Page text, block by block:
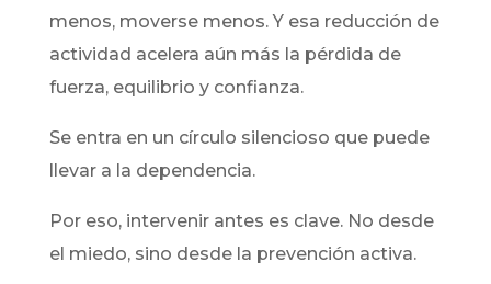
menos, moverse menos. Y esa reducción de
actividad acelera aún más la pérdida de
fuerza, equilibrio y confianza.
Se entra en un círculo silencioso que puede
llevar a la dependencia.
Por eso, intervenir antes es clave. No desde
el miedo, sino desde la prevención activa.